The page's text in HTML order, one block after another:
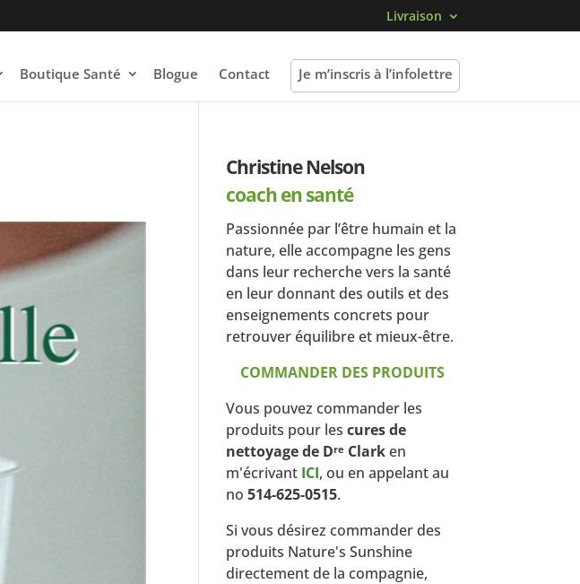
Livraison
Boutique Santé Blogue Contact Je m’inscris à l’infolettre
Christine Nelson
coach en santé
Passionnée par l’être humain et la
nature, elle accompagne les gens
dans leur recherche vers la santé
en leur donnant des outils et des
enseignements concrets pour
retrouver équilibre et mieux-être.
COMMANDER DES PRODUITS
Vous pouvez commander les
produits pour lescures de
nettoyage de Dre Clark en
m'écrivant ICI, ou en appelant au
no514-625-0515.
Si vous désirez commander des
produits Nature's Sunshine
directement de la compagnie,